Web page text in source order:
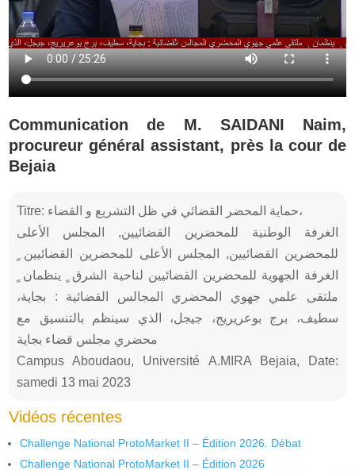
Communication de M. SAIDANI Naim,
procureur général assistant, près la cour de
Bejaia
Titre: حماية المحضر القضائي في ظل التشريع و القضاء،
الغرفة الوطنية للمحضرين القضائيين, المجلس الأعلى
للمحضرين القضائيين, المجلس الأعلى للمحضرين القضائيين ٍ
الغرفة الجهوية للمحضرين القضائيين لناحية الشرق ٍ ينظمان ٍ
ملتقى علمي جهوي المحضري المجالس القضائية : بجاية،
سطيف، برج بوعريريج، جيجل، الذي سينظم بالتنسيق مع
محضري مجلس قضاء بجاية
Campus Aboudaou, Université A.MIRA Bejaia, Date:
samedi 13 mai 2023
Vidéos récentes
Challenge National ProtoMarket II – Édition 2026. Débat
Challenge National ProtoMarket II – Édition 2026